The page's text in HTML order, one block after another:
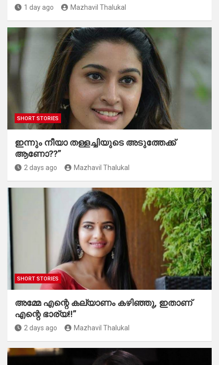
1 day ago Mazhavil Thalukal
SHORT STORIES
ഇന്നും നീയാ തള്ളച്ചിയുടെ അടുത്തേക്ക്
ആണോ??”
2 days ago Mazhavil Thalukal
SHORT STORIES
അമ്മേ എന്റെ കല്യാണം കഴിഞ്ഞു, ഇതാണ്
എന്റെ ഭാര്യ!!”
2 days ago Mazhavil Thalukal